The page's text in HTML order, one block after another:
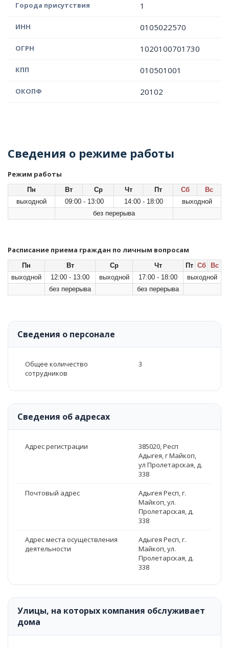
Города присутствия 1
ИНН 0105022570
ОГРН 1020100701730
КПП 010501001
ОКОПФ 20102
Сведения о режиме работы
Режим работы
Пн Вт Ср Чт Пт Сб
Вс
выходной
09:00 - 13:00 14:00 - 18:00
выходной
без перерыва
Расписание приема граждан по личным вопросам
Пн Вт Ср Чт Пт Сб
Вс
выходной
12:00 - 13:00 выходной 17:00 - 18:00
выходной
без перерыва
без перерыва
Сведения о персонале
Общее количество
сотрудников
3
Сведения об адресах
Адрес регистрации
385020, Респ
Адыгея, г Майкоп,
ул Пролетарская, д.
338
Почтовый адрес
Адыгея Респ, г.
Майкоп, ул.
Пролетарская, д.
338
Адрес места осуществления
деятельности
Адыгея Респ, г.
Майкоп, ул.
Пролетарская, д.
338
Улицы, на которых компания обслуживает
дома